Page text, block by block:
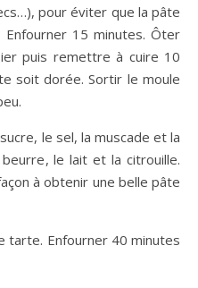
pour éviter que la pâte
Enfourner 15 minutes. Ôter
puis remettre à cuire 10
soit dorée. Sortir le moule
le sel, la muscade et la
le lait et la citrouille.
à obtenir une belle pâte
tarte. Enfourner 40 minutes